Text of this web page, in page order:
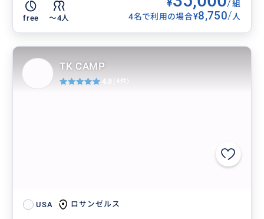
free 〜4人
組
4名で利用の場合¥8,750/人
USA ロサンゼルス
TK CAMP
4.8 (4件)